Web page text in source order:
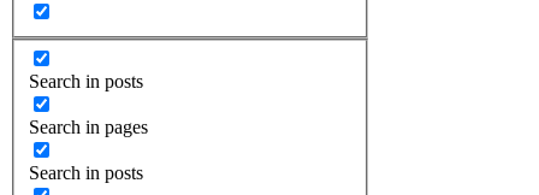
Search in posts
Search in pages
Search in posts